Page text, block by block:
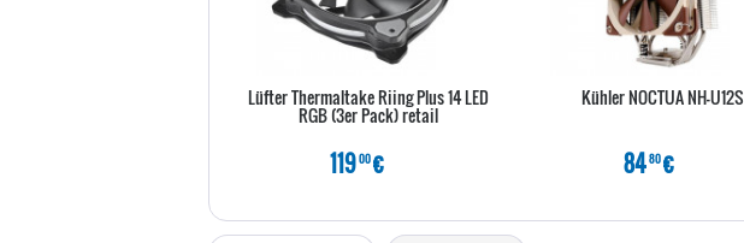
Lüfter Thermaltake Riing Plus 14 LED
RGB (3er Pack) retail
11900€
Kühler NOCTUA NH-U12S
8480€